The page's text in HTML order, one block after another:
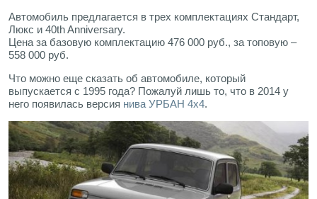
Автомобиль предлагается в трех комплектациях Стандарт,
Люкс и 40th Anniversary.
Цена за базовую комплектацию 476 000 руб., за топовую –
558 000 руб.
Что можно еще сказать об автомобиле, который
выпускается с 1995 года? Пожалуй лишь то, что в 2014 у
него появилась версия нива УРБАН 4х4.